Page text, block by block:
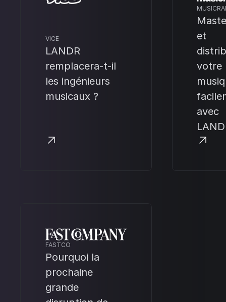
VICE
LANDR
remplacera-t-il
les ingénieurs
musicaux ?
et
votre
avec
FASTCO
Pourquoi la
prochaine
grande